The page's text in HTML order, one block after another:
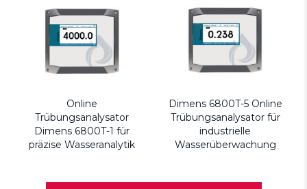
Online
Trübungsanalysator
Dimens 6800T-1 für
präzise Wasseranalytik
Dimens 6800T-5 Online
Trübungsanalysator für
industrielle
Wasserüberwachung